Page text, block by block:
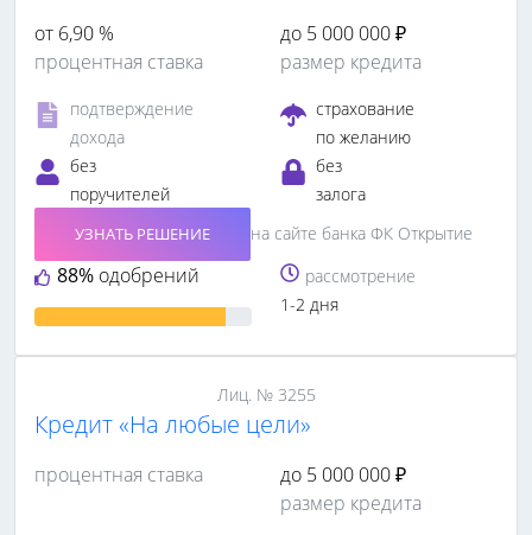
от 6,90 %
процентная ставка
до 5 000 000 ₽
размер кредита
подтверждение
дохода
страхование
по желанию
без
поручителей
без
залога
88% одобрений
УЗНАТЬ РЕШЕНИЕ
на сайте банка ФК Открытие
рассмотрение
1-2 дня
Лиц. № 3255
Кредит «На любые цели»
процентная ставка
до 5 000 000 ₽
размер кредита